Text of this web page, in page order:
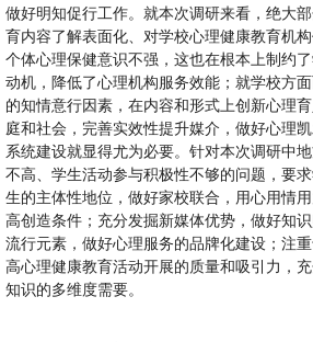
做好明知促行工作。就本次调研来看，绝大
育内容了解表面化、对学校心理健康教育机
个体心理保健意识不强，这也在根本上制约
动机，降低了心理机构服务效能；就学校方
的知情意行因素，在内容和形式上创新心理
庭和社会，完善实效性提升媒介，做好心理
系统建设就显得尤为必要。针对本次调研中
不高、学生活动参与积极性不够的问题，要
生的主体性地位，做好家校联合，用心用情
高创造条件；充分发掘新媒体优势，做好知
流行元素，做好心理服务的品牌化建设；注
高心理健康教育活动开展的质量和吸引力，
知识的多维度需要。